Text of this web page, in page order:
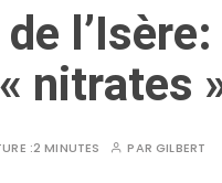
nitrates
:2 MINUTES PARGILBERT